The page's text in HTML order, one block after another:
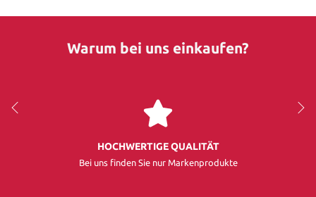
Warum bei uns einkaufen?
HOCHWERTIGE QUALITÄT
Bei uns finden Sie nur Markenprodukte